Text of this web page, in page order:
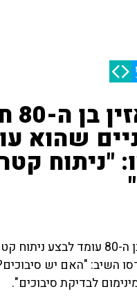
שהוא
"ניתוח
המאזין בן ה-80 עומד
השיב: "האם יש
לבדיקת סיבוכים".